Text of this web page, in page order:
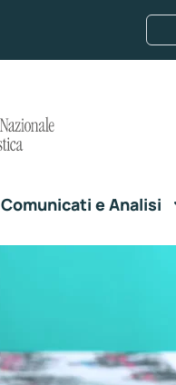
Comunicati e Analisi